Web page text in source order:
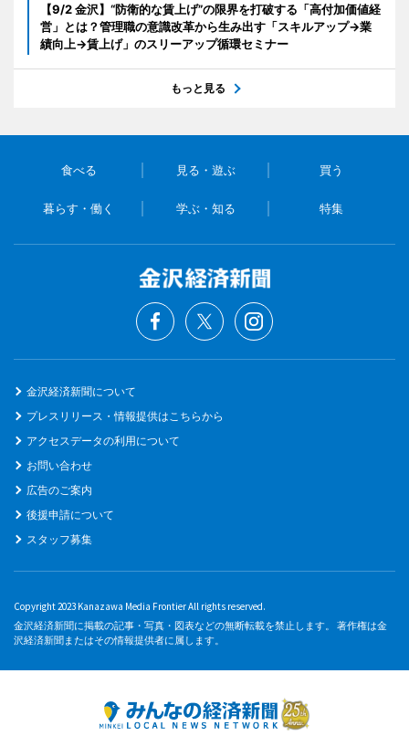
【9/2 金沢】“防衛的な賃上げ”の限界を打破する「高付加価値経
営」とは？管理職の意識改革から生み出す「スキルアップ→業
績向上→賃上げ」のスリーアップ循環セミナー
もっと見る
食べる 見る・遊ぶ 買う
暮らす・働く 学ぶ・知る 特集
金沢経済新聞について
プレスリリース・情報提供はこちらから
アクセスデータの利用について
お問い合わせ
広告のご案内
後援申請について
スタッフ募集
Copyright 2023 Kanazawa Media Frontier All rights reserved.
金沢経済新聞に掲載の記事・写真・図表などの無断転載を禁止します。 著作権は金
沢経済新聞またはその情報提供者に属します。